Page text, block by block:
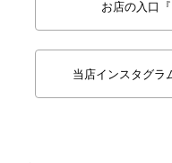
お店の入口
当店インスタグラ